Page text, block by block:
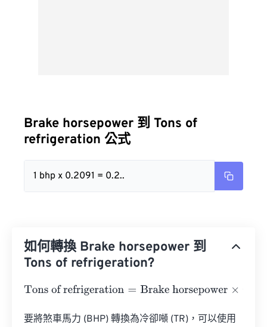
Brake horsepower 到 Tons of
refrigeration 公式
1 bhp x 0.2091 = 0.2..
如何轉換 Brake horsepower 到
Tons of refrigeration?
Tons of refrigeration=Brake horsepower×0.2091
要將煞車馬力 (BHP) 轉換為冷卻噸 (TR)，可以使用